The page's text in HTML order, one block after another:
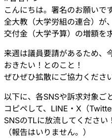
こんにちは。署名のお願いです
全大教（大学労組の連合）が
交付金（大学予算）の増額を
来週は議員要請があるため、
おきたい！とのこと！
ぜひぜひ拡散にご協力ください
以下に、各SNSや訴求対象ご
コピペして、LINE・X（
SNSのTLに放流してください！
（報告はいりません。）